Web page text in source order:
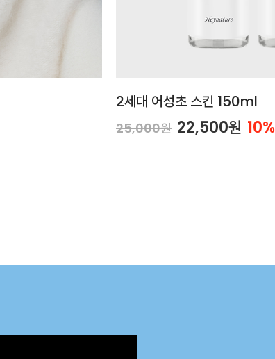
2세대 어성초 스킨 150ml
25,000원 22,500원 10%